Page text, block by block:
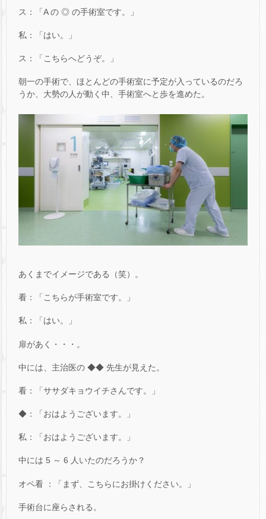
ス：「A の ◎ の手術室です。」
私：「はい。」
ス：「こちらへどうぞ。」
朝一の手術で、ほとんどの手術室に予定が入っているのだろ
うか、大勢の人が動く中、手術室へと歩を進めた。
あくまでイメージである（笑）。
看：「こちらが手術室です。」
私：「はい。」
扉があく・・・。
中には、主治医の ◆◆ 先生が見えた。
看：「ササダキョウイチさんです。」
◆：「おはようございます。」
私：「おはようございます。」
中には 5 ～ 6 人いたのだろうか？
オペ看 ：「まず、こちらにお掛けください。」
手術台に座らされる。